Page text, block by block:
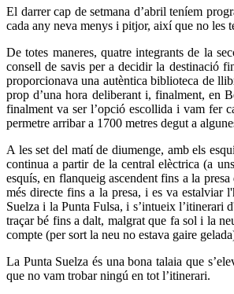
El darrer cap de setmana d’abril teníem
cada any neva menys i pitjor, així que no les
De totes maneres, quatre integrants de la
consell de savis per a decidir la destinació
proporcionava una autèntica biblioteca de
prop d’una hora deliberant i, finalment, en
finalment va ser l’opció escollida i vam fer
permetre arribar a 1700 metres degut a
A les set del matí de diumenge, amb els
continua a partir de la central elèctrica (a
esquís, en flanqueig ascendent fins a la
més directe fins a la presa, i es va estalviar
Suelza i la Punta Fulsa, i s’intueix l’itinerari
traçar bé fins a dalt, malgrat que fa sol i la
compte (per sort la neu no estava gaire
La Punta Suelza és una bona talaia que
que no vam trobar ningú en tot l’itinerari.